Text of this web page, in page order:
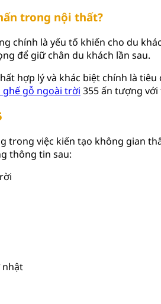
trong nội thất?
chính là yếu tố khiến cho du
để giữ chân du khách lần sau.
hợp lý và khác biệt chính là
ghế gỗ ngoài trời 355 ấn tượng
trong việc kiến tạo không gian
thông tin sau:
nhật